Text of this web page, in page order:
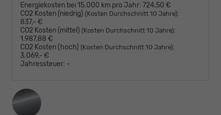
Energiekosten bei 15.000 km pro Jahr: 724,50 €
CO2 Kosten (niedrig) (Kosten Durchschnitt 10 Jahre):
837,- €
CO2 Kosten (mittel) (Kosten Durchschnitt 10 Jahre):
1.987,88 €
CO2 Kosten (hoch) (Kosten Durchschnitt 10 Jahre):
3.069,- €
Jahressteuer: -